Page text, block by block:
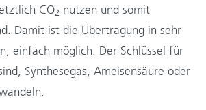
CO2 nutzen und somit
Damit ist die Übertragung in sehr
einfach möglich. Der Schlüssel für
Synthesegas, Ameisensäure oder